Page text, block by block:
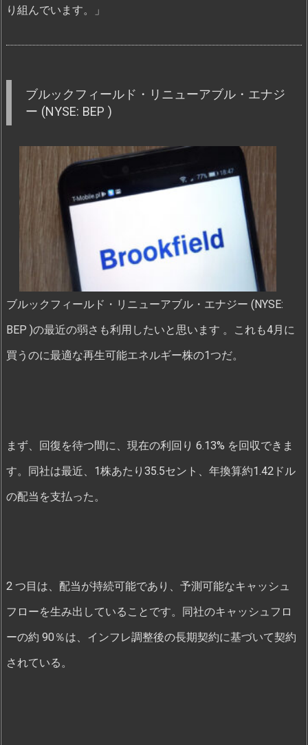
り組んでいます。」
ブルックフィールド・リニューアブル・エナジ
ー (NYSE: BEP )
ブルックフィールド・リニューアブル・エナジー (NYSE:
BEP )の最近の弱さも利用したいと思います 。これも4月に
買うのに最適な再生可能エネルギー株の1つだ。
まず、回復を待つ間に、現在の利回り 6.13% を回収できま
す。同社は最近、1株あたり35.5セント、年換算約1.42ドル
の配当を支払った。
2 つ目は、配当が持続可能であり、予測可能なキャッシュ
フローを生み出していることです。同社のキャッシュフロ
ーの約 90％は、インフレ調整後の長期契約に基づいて契約
されている。